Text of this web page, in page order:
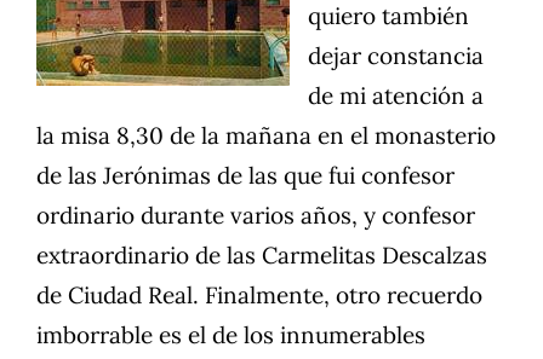
quiero también
dejar constancia
de mi atención a
la misa 8,30 de la mañana en el monasterio
de las Jerónimas de las que fui confesor
ordinario durante varios años, y confesor
extraordinario de las Carmelitas Descalzas
de Ciudad Real. Finalmente, otro recuerdo
imborrable es el de los innumerables